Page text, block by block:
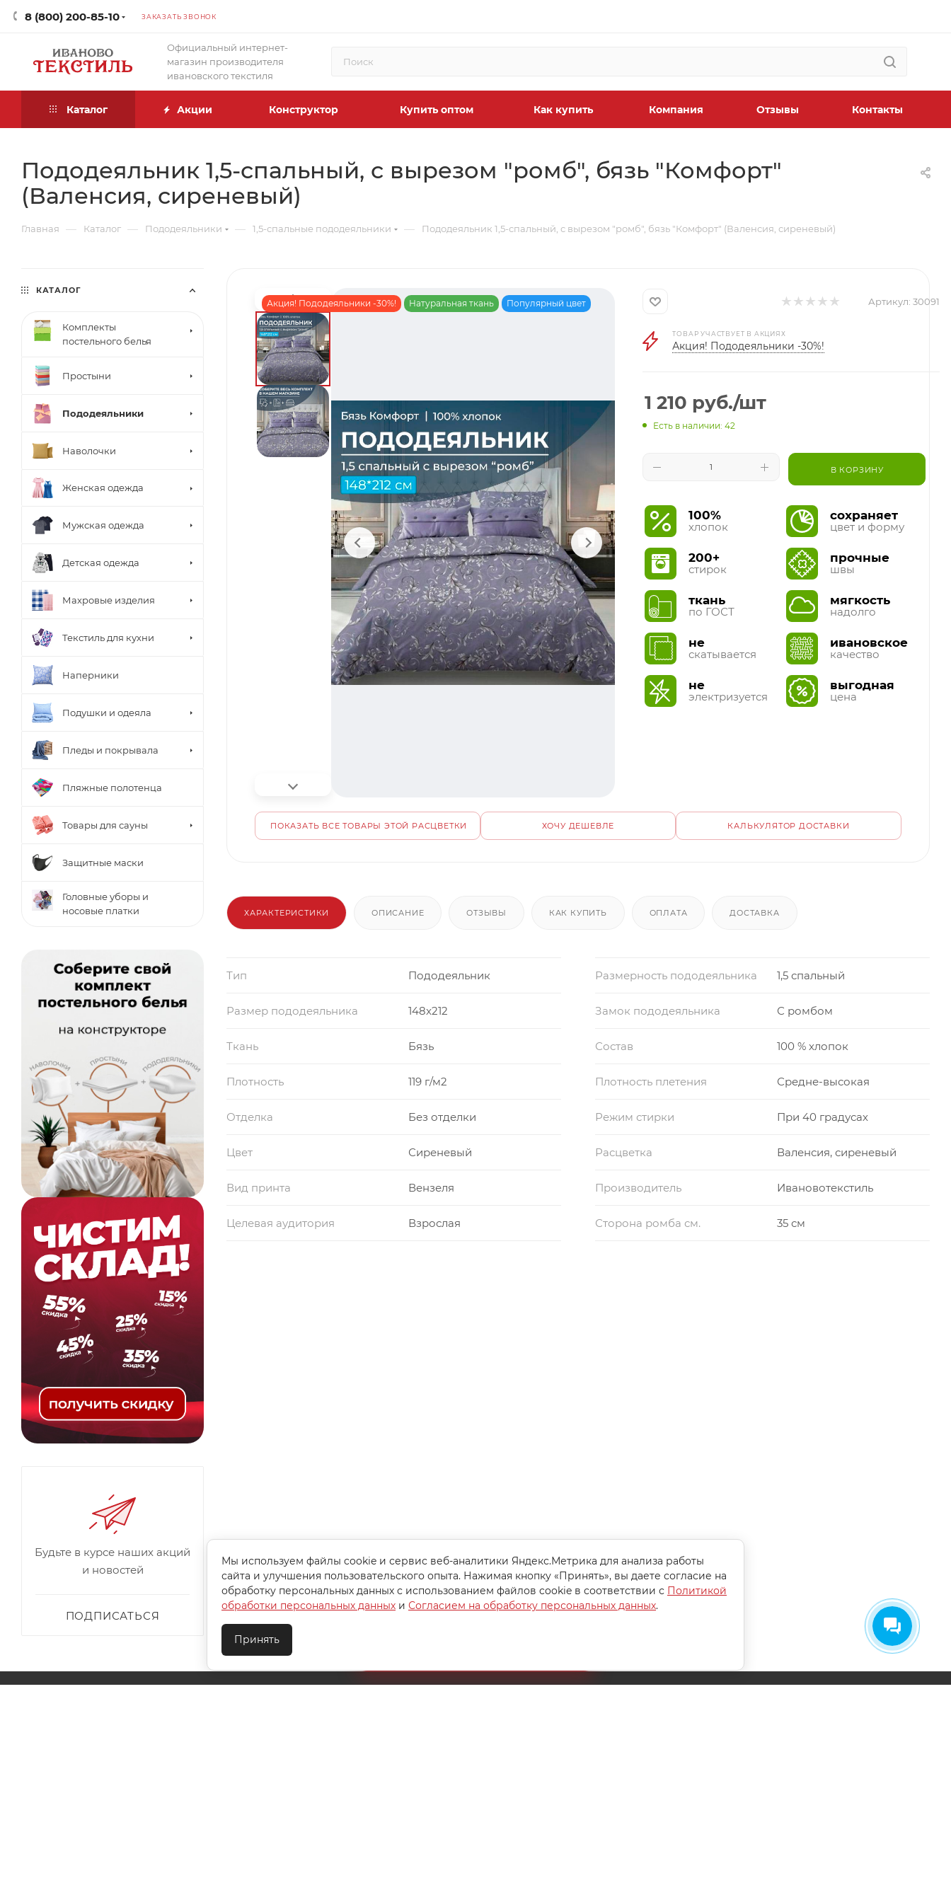
8 (800) 200-85-10 ЗАКАЗАТЬ ЗВОНОК
Официальный интернет-
магазин производителя
ивановского текстиля
Каталог Акции Конструктор Купить оптом Как купить Компания Отзывы Контакты
Пододеяльник 1,5-спальный, с вырезом "ромб", бязь "Комфорт"
(Валенсия, сиреневый)
Главная — Каталог — Пододеяльники — 1,5-спальные пододеяльники — Пододеяльник 1,5-спальный, с вырезом "ромб", бязь "Комфорт" (Валенсия, сиреневый)
Акция! Пододеяльники -30%! Натуральная ткань Популярный цвет Артикул: 30091
ТОВАР УЧАСТВУЕТ В АКЦИЯХ
Акция! Пододеяльники -30%!
1 210 руб./шт
Есть в наличии: 42
В КОРЗИНУ
100%
хлопок
200+
стирок
ткань
по ГОСТ
не
скатывается
не
электризуется
сохраняет
цвет и форму
прочные
швы
мягкость
надолго
ивановское
качество
выгодная
цена
ПОКАЗАТЬ ВСЕ ТОВАРЫ ЭТОЙ РАСЦВЕТКИ ХОЧУ ДЕШЕВЛЕ КАЛЬКУЛЯТОР ДОСТАВКИ
ХАРАКТЕРИСТИКИ ОПИСАНИЕ ОТЗЫВЫ КАК КУПИТЬ ОПЛАТА ДОСТАВКА
Тип Пододеяльник Размерность пододеяльника 1,5 спальный
Размер пододеяльника 148x212 Замок пододеяльника С ромбом
Ткань Бязь Состав 100 % хлопок
Плотность 119 г/м2 Плотность плетения Средне-высокая
Отделка Без отделки Режим стирки При 40 градусах
Цвет Сиреневый Расцветка Валенсия, сиреневый
Вид принта Вензеля Производитель Ивановотекстиль
Целевая аудитория Взрослая Сторона ромба см. 35 см
КАТАЛОГ
Комплекты
постельного белья
Простыни
Пододеяльники
Наволочки
Женская одежда
Мужская одежда
Детская одежда
Махровые изделия
Текстиль для кухни
Наперники
Подушки и одеяла
Пледы и покрывала
Пляжные полотенца
Товары для сауны
Защитные маски
Головные уборы и
носовые платки
Будьте в курсе наших акций
и новостей
ПОДПИСАТЬСЯ
Мы используем файлы cookie и сервис веб-аналитики Яндекс.Метрика для анализа работы
сайта и улучшения пользовательского опыта. Нажимая кнопку «Принять», вы даете согласие на
обработку персональных данных с использованием файлов cookie в соответствии с Политикой
обработки персональных данных и Согласием на обработку персональных данных.
Принять